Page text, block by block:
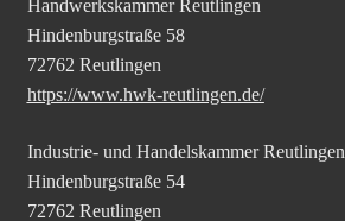
Handwerkskammer Reutlingen
Hindenburgstraße 58
72762 Reutlingen
https://www.hwk-reutlingen.de/
Industrie- und Handelskammer Reutlingen
Hindenburgstraße 54
72762 Reutlingen